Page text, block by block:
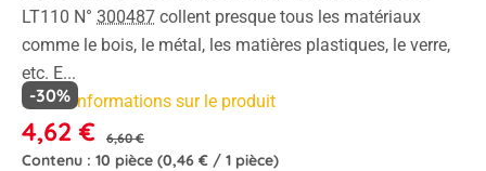
LT110 N° 300487 collent presque tous les matériaux
comme le bois, le métal, les matières plastiques, le verre,
etc. E...
Plus d'informations sur le produit
4,62 € 6,60 €
-30%
Contenu : 10 pièce (0,46 € / 1 pièce)